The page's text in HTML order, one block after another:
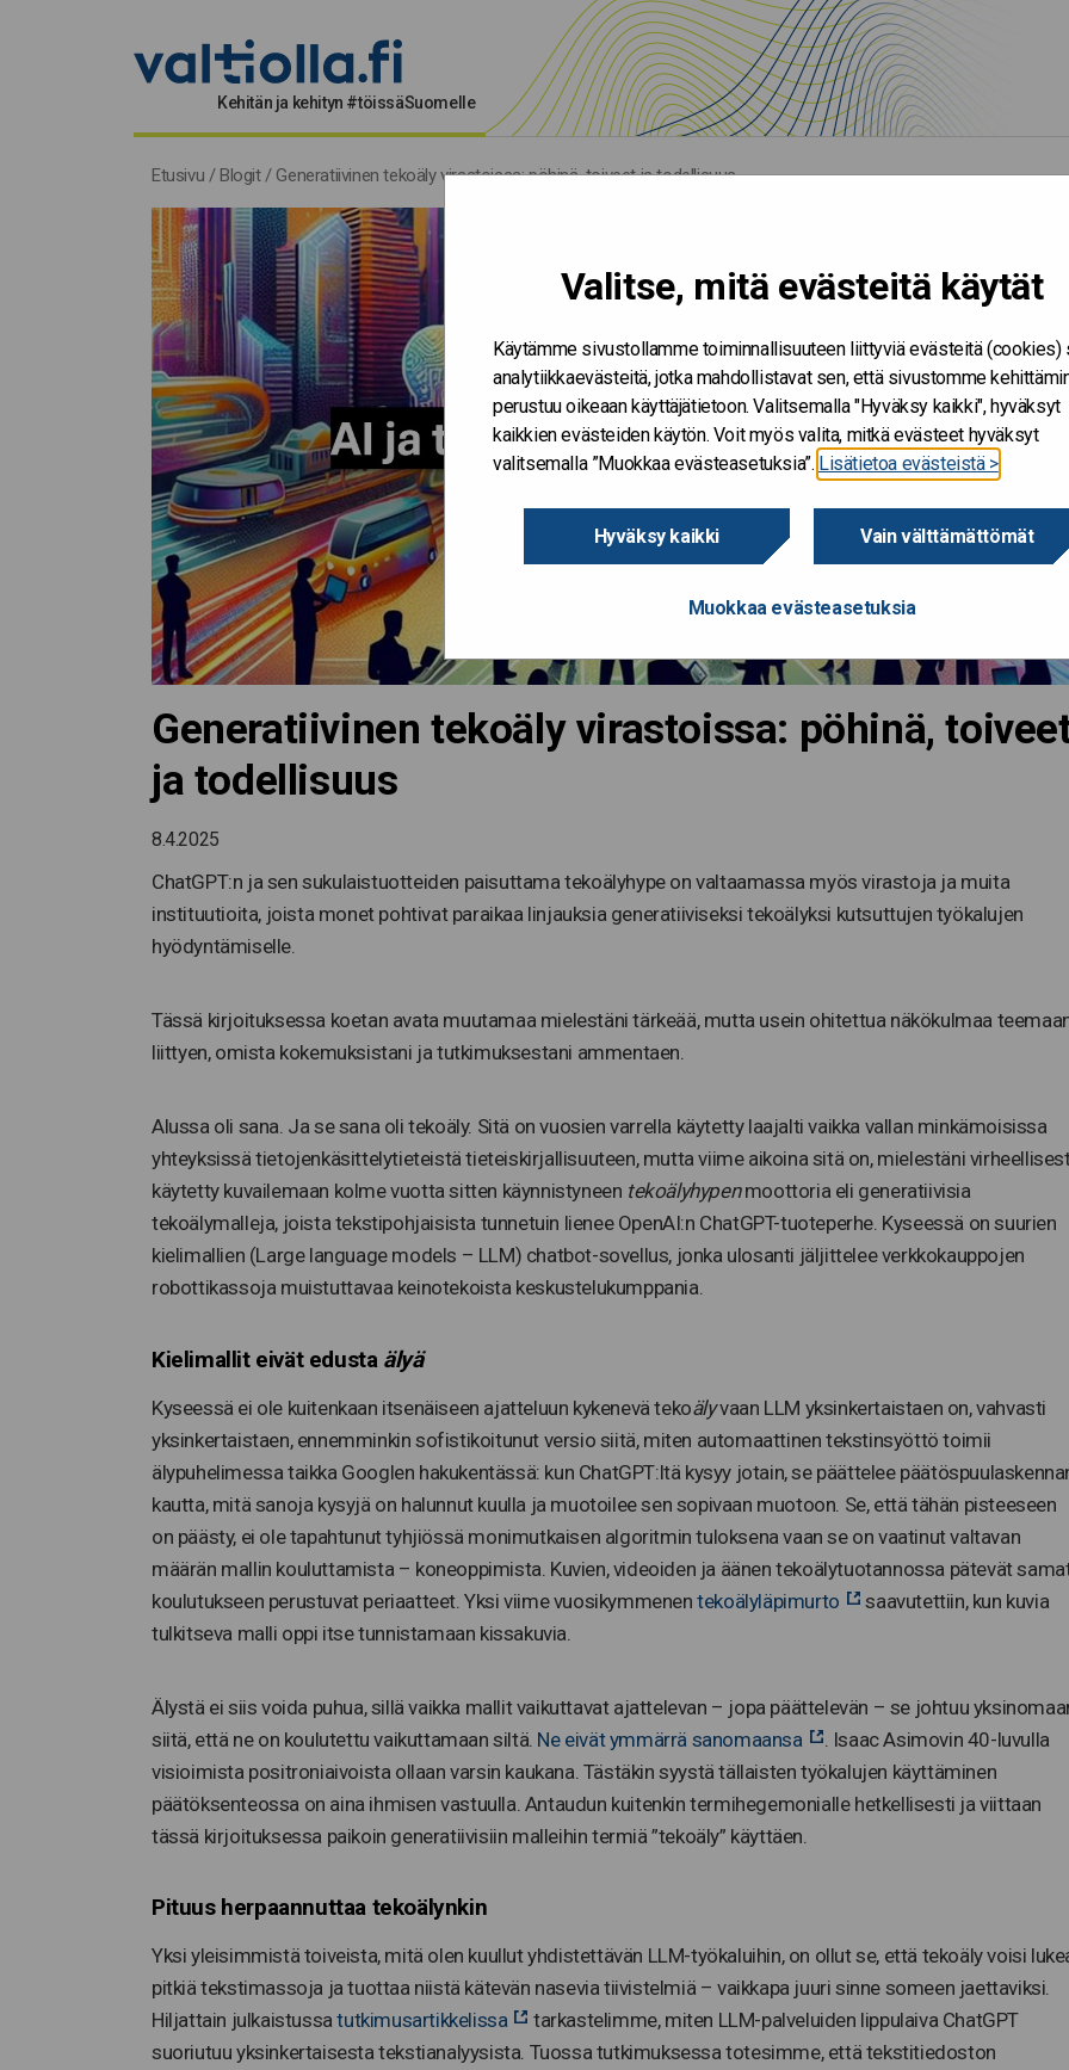
Valitse, mitä evästeitä käytät
Käytämme sivustollamme toiminnallisuuteen liittyviä evästeitä (cookies)
analytiikkaevästeitä, jotka mahdollistavat sen, että sivustomme
perustuu oikeaan käyttäjätietoon. Valitsemalla "Hyväksy kaikki", hyväksyt
kaikkien evästeiden käytön. Voit myös valita, mitkä evästeet hyväksyt
valitsemalla ”Muokkaa evästeasetuksia”. Lisätietoa evästeistä >
Hyväksy kaikki Vain välttämättömät
Muokkaa evästeasetuksia
Kehitän ja kehityn #töissäSuomelle
Etusivu / Blogit/ Generatiivinen tekoäly virastoissa: pöhinä, toiveet ja todellisuus
Generatiivinen tekoäly virastoissa: pöhinä,
ja todellisuus
8.4.2025
ChatGPT:n ja sen sukulaistuotteiden paisuttama tekoälyhype on valtaamassa myös virastoja ja muita
instituutioita, joista monet pohtivat paraikaa linjauksia generatiiviseksi tekoälyksi kutsuttujen työkalujen
hyödyntämiselle.
Tässä kirjoituksessa koetan avata muutamaa mielestäni tärkeää, mutta usein ohitettua näkökulmaa
liittyen, omista kokemuksistani ja tutkimuksestani ammentaen.
Alussa oli sana. Ja se sana oli tekoäly. Sitä on vuosien varrella käytetty laajalti vaikka vallan minkämoisissa
yhteyksissä tietojenkäsittelytieteistä tieteiskirjallisuuteen, mutta viime aikoina sitä on, mielestäni
käytetty kuvailemaan kolme vuotta sitten käynnistyneen tekoälyhypenmoottoria eli generatiivisia
tekoälymalleja, joista tekstipohjaisista tunnetuin lienee OpenAI:n ChatGPT-tuoteperhe. Kyseessä on suurien
kielimallien (Large language models – LLM) chatbot-sovellus, jonka ulosanti jäljittelee verkkokauppojen
robottikassoja muistuttavaa keinotekoista keskustelukumppania.
Kielimallit eivät edusta älyä
Kyseessä ei ole kuitenkaan itsenäiseen ajatteluun kykenevä tekoälyvaan LLM yksinkertaistaen on, vahvasti
yksinkertaistaen, ennemminkin sofistikoitunut versio siitä, miten automaattinen tekstinsyöttö toimii
älypuhelimessa taikka Googlen hakukentässä: kun ChatGPT:ltä kysyy jotain, se päättelee
kautta, mitä sanoja kysyjä on halunnut kuulla ja muotoilee sen sopivaan muotoon. Se, että tähän pisteeseen
on päästy, ei ole tapahtunut tyhjiössä monimutkaisen algoritmin tuloksena vaan se on vaatinut valtavan
määrän mallin kouluttamista – koneoppimista. Kuvien, videoiden ja äänen tekoälytuotannossa pätevät
koulutukseen perustuvat periaatteet. Yksi viime vuosikymmenentekoälyläpimurto
saavutettiin, kun kuvia
tulkitseva malli oppi itse tunnistamaan kissakuvia.
Älystä ei siis voida puhua, sillä vaikka mallit vaikuttavat ajattelevan – jopa päättelevän – se johtuu
siitä, että ne on koulutettu vaikuttamaan siltä. Ne eivät ymmärrä sanomaansa
. Isaac Asimovin 40-luvulla
visioimista positroniaivoista ollaan varsin kaukana. Tästäkin syystä tällaisten työkalujen käyttäminen
päätöksenteossa on aina ihmisen vastuulla. Antaudun kuitenkin termihegemonialle hetkellisesti ja viittaan
tässä kirjoituksessa paikoin generatiivisiin malleihin termiä ”tekoäly” käyttäen.
Pituus herpaannuttaa tekoälynkin
Yksi yleisimmistä toiveista, mitä olen kuullut yhdistettävän LLM-työkaluihin, on ollut se, että tekoäly voisi
pitkiä tekstimassoja ja tuottaa niistä kätevän nasevia tiivistelmiä – vaikkapa juuri sinne someen jaettaviksi.
Hiljattain julkaistussatutkimusartikkelissa
tarkastelimme, miten LLM-palveluiden lippulaiva ChatGPT
suoriutuu yksinkertaisesta tekstianalyysista. Tuossa tutkimuksessa totesimme, että tekstitiedoston